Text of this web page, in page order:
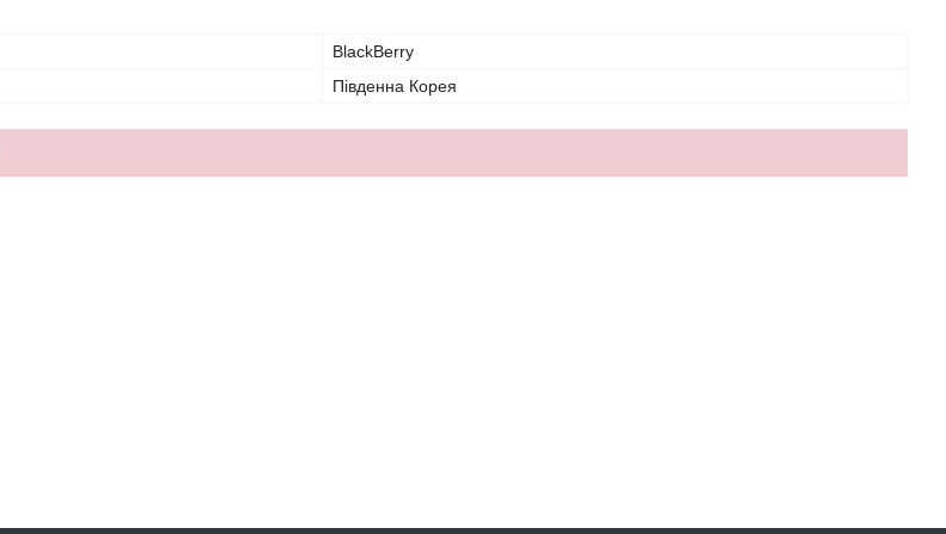
BlackBerry
Південна Корея